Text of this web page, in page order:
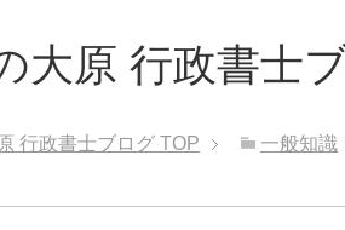
大原 行政書士
行政書士ブログ TOP 一般知識